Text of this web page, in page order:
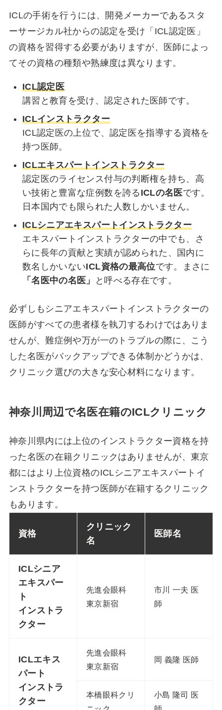
ICLの手術を行うには、開発メーカーであるスタ
ーサージカル社からの認定を受け「ICL認定医」
の資格を習得する必要がありますが、医師によっ
てその資格の種類や熟練度は異なります。
ICL認定医
講習と教育を受け、認定された医師です。
ICLインストラクター
ICL認定医の上位で、認定医を指導する資格を
持つ医師。
ICLエキスパートインストラクター
認定医のライセンス付与の判断権を持ち、高
い技術と豊富な症例数を誇る ICLの名医です。
日本国内でも限られた人数しかいません。
ICLシニアエキスパートインストラクター
エキスパートインストラクターの中でも、さ
らに長年の貢献と実績が認められた、国内に
数名しかいないICL資格の最高位です。まさに
「名医中の名医」
と呼べる存在です。
必ずしもシニアエキスパートインストラクターの
医師がすべての患者様を執刀するわけではありま
せんが、難症例や万が一のトラブルの際に、こう
した名医がバックアップできる体制かどうかは、
クリニック選びの大きな安心材料になります。
神奈川周辺で名医在籍のICLクリニック
神奈川県内には上位のインストラクター資格を持
った名医の在籍クリニックはありませんが、東京
都にはより上位資格のICLシニアエキスパートイ
ンストラクターを持つ医師が在籍するクリニック
もあります。
資格
クリニック
名
医師名
ICLシニア
エキスパー
ト
インストラ
クター
先進会眼科
東京新宿
市川 一夫 医
師
ICLエキス
パート
インストラ
クター
先進会眼科
東京新宿
岡 義隆 医師
本橋眼科クリ
小島 隆司 医